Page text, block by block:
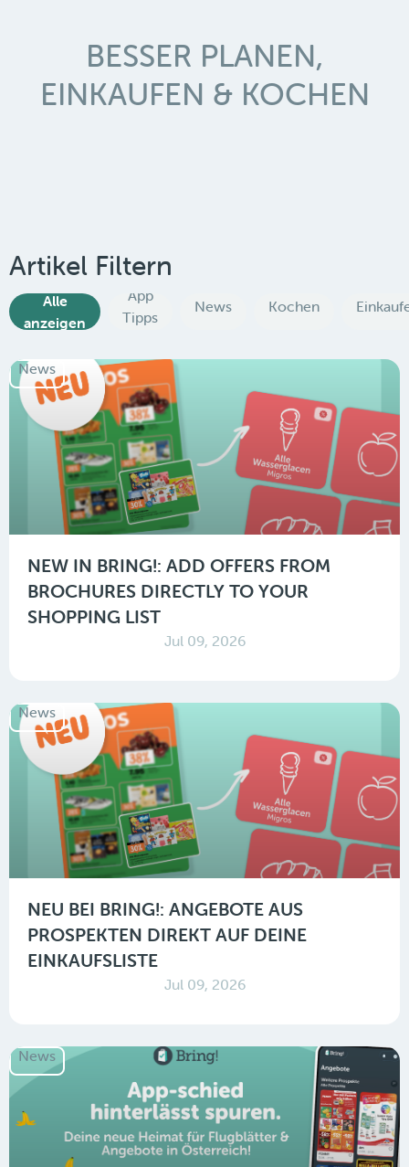
BESSER PLANEN,
EINKAUFEN & KOCHEN
Artikel Filtern
Alle
anzeigen
App
Tipps
News Kochen
News
NEW IN BRING!: ADD OFFERS FROM
BROCHURES DIRECTLY TO YOUR
SHOPPING LIST
Jul 09, 2026
News
NEU BEI BRING!: ANGEBOTE AUS
PROSPEKTEN DIREKT AUF DEINE
EINKAUFSLISTE
Jul 09, 2026
News